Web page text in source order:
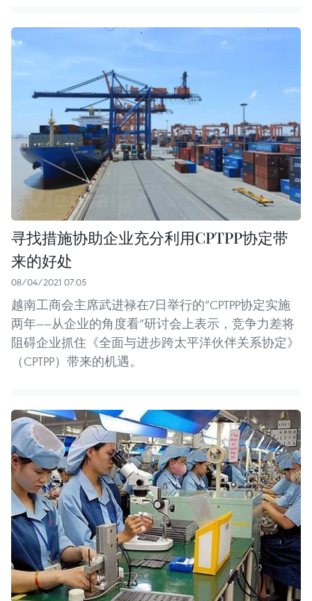
寻找措施协助企业充分利用CPTPP协定带
来的好处
08/04/2021 07:05
越南工商会主席武进禄在7日举行的“CPTPP协定实施
两年——从企业的角度看”研讨会上表示，竞争力差将
阻碍企业抓住《全面与进步跨太平洋伙伴关系协定》
（CPTPP）带来的机遇。